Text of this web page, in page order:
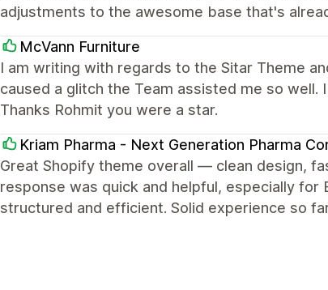
adjustments to the awesome base that's
McVann Furniture
I am writing with regards to the Sitar Theme
caused a glitch the Team assisted me so
Thanks Rohmit you were a star.
Kriam Pharma - Next Generation Pharma
Great Shopify theme overall — clean design,
response was quick and helpful, especially
structured and efficient. Solid experience so